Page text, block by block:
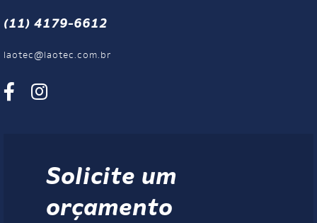
(11) 4179-6612
laotec@laotec.com.br
Solicite um
orçamento